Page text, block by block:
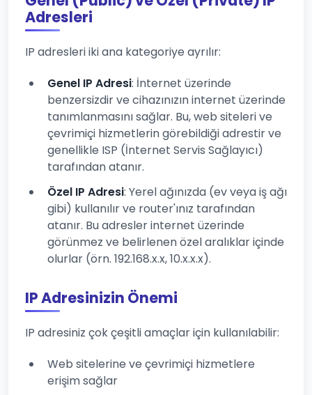
Adresleri
IP adresleri iki ana kategoriye ayrılır:
Genel IP Adresi: İnternet üzerinde
benzersizdir ve cihazınızın internet üzerinde
tanımlanmasını sağlar. Bu, web siteleri ve
çevrimiçi hizmetlerin görebildiği adrestir ve
genellikle ISP (İnternet Servis Sağlayıcı)
tarafından atanır.
Özel IP Adresi: Yerel ağınızda (ev veya iş ağı
gibi) kullanılır ve router'ınız tarafından
atanır. Bu adresler internet üzerinde
görünmez ve belirlenen özel aralıklar içinde
olurlar (örn. 192.168.x.x, 10.x.x.x).
IP Adresinizin Önemi
IP adresiniz çok çeşitli amaçlar için kullanılabilir:
Web sitelerine ve çevrimiçi hizmetlere
erişim sağlar